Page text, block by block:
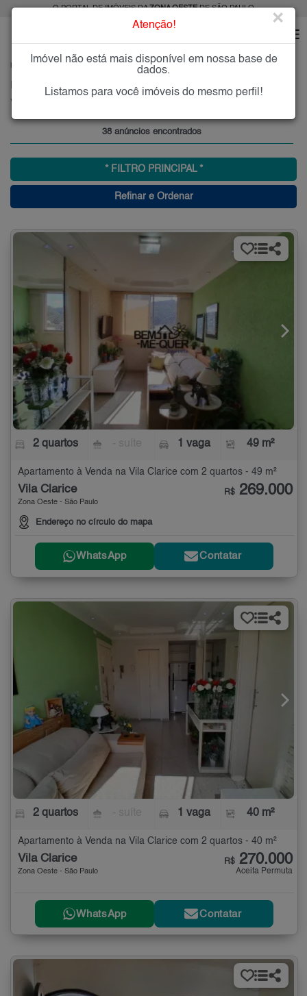
O PORTAL DE IMÓVEIS DAZONA OESTEDE SÃO PAULO
VILA CLARICE
Imóveis à Venda na Vila Clarice, Zona Oeste, SP
Vila Clarice, Zona Oeste
38 anúncios encontrados
* FILTRO PRINCIPAL *
Refinar e Ordenar
2 quartos 1 vaga 49 m²
Apartamento à Venda na Vila Clarice com 2 quartos - 49 m²
Vila Clarice
Zona Oeste - São Paulo
Endereço no círculo do mapa
R$ 269.000
WhatsApp Contatar
2 quartos 1 vaga 40 m²
Apartamento à Venda na Vila Clarice com 2 quartos - 40 m²
Vila Clarice
Zona Oeste - São Paulo
R$ 270.000
Aceita Permuta
WhatsApp Contatar
Atenção! ×
Imóvel não está mais disponível em nossa base de
dados.
Listamos para você imóveis do mesmo perfil!